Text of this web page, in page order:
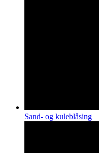
Sand- og kuleblåsing